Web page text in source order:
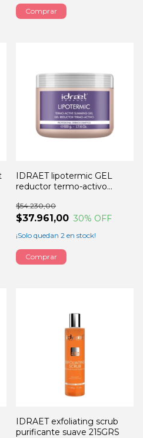
IDRAET lipotermic GEL
reductor termo-activo
$37.961,00
$54.230,00
30% OFF
¡Solo quedan 2 en stock!
IDRAET exfoliating scrub
purificante suave 215GRS